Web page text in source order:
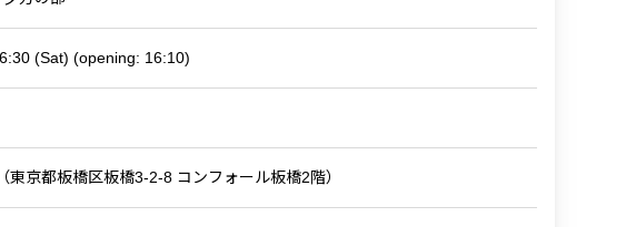
(Sat) (opening: 16:10)
東京都板橋区板橋3-2-8 コンフォール板橋2階）